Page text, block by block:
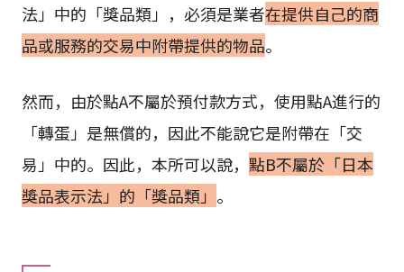
法」中的「獎品類」，必須是業者在提供自己的商
品或服務的交易中附帶提供的物品。
然而，由於點A不屬於預付款方式，使用點A進行的
「轉蛋」是無償的，因此不能說它是附帶在「交
易」中的。因此，本所可以說， 點B不屬於「日本
獎品表示法」的「獎品類」 。